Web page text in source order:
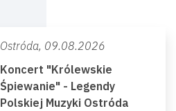
Ostróda, 09.08.2026
Koncert "Królewskie
Śpiewanie" - Legendy
Polskiej Muzyki Ostróda